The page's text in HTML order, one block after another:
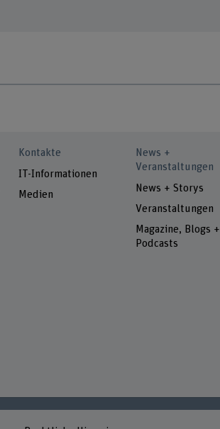
Kontakte
IT-Informationen
Medien
News +
Veranstaltungen
News + Storys
Veranstaltungen
Magazine, Blogs +
Podcasts